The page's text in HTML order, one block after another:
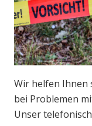
Wir helfen Ihnen
bei Problemen
Unser telefonische Auftragsannahme ist 24